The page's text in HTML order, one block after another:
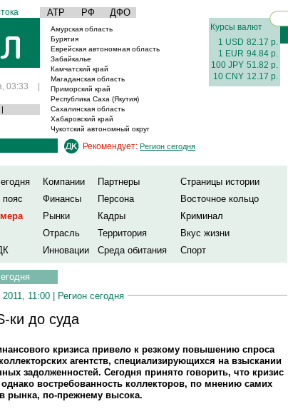
АТР РФ ДФО
03:33 |
|
Амурская область
Бурятия
Еврейская автономная область
Забайкалье
Камчатский край
Магаданская область
Приморский край
Республика Саха (Якутия)
Сахалинская область
Хабаровский край
Чукотский автономный округ
Курсы валют
1 USD 82.17 р.
1 EUR 94.84 р.
100 JPY 51.82 р.
10 CNY 12.17 р.
Рекомендует: Регион сегодня
Компании Партнеры
Страницы истории
пояс
Финансы Персона
Восточное кольцо
Рынки Кадры
Криминал
Отрасль Территория
Вкус жизни
Инновации Среда обитания Спорт
11:00 | Регион сегодня
ки до суда
кризиса привело к резкому повышению спроса
агентств, специализирующихся на взыскании
задолженностей. Сегодня принято говорить, что кризис
однако востребованность коллекторов, по мнению самих
рынка, по-прежнему высока.